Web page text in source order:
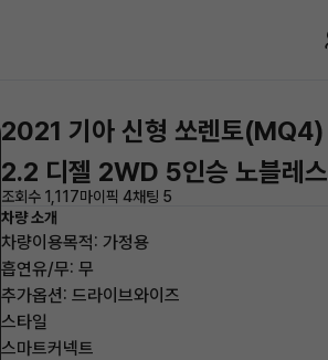
2021 기아 신형 쏘렌토(MQ4)
2.2 디젤 2WD 5인승 노블레스
조회수 1,117마이픽 4채팅 5
차량 소개
차량이용목적: 가정용
흡연유/무: 무
추가옵션: 드라이브와이즈
스타일
스마트커넥트